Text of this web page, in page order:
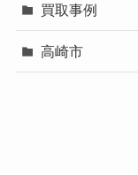
買取事例
高崎市